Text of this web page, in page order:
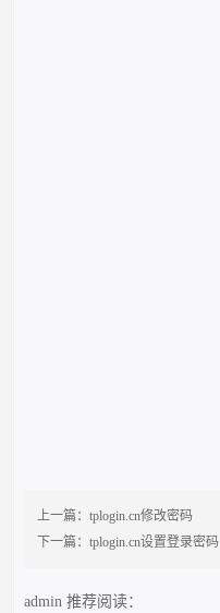
上一篇：tplogin.cn修改密码
下一篇：tplogin.cn设置登录密码
admin推荐阅读：